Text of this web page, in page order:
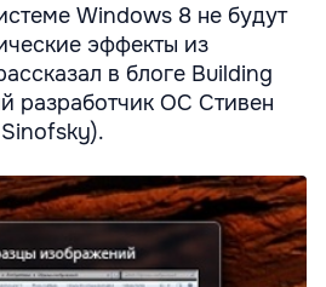
Windows 8 не будут
эффекты из
в блоге Building
разработчик ОС Стивен